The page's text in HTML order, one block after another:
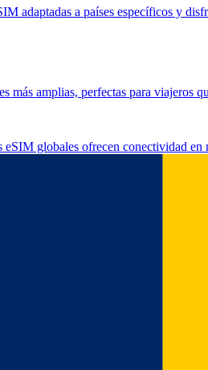
adaptadas a países específicos y
más amplias, perfectas para viajeros
globales ofrecen conectividad